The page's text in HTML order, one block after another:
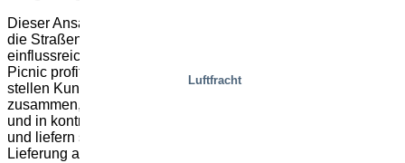
Luftfracht
Dieser Ansatz hat seinen Ursprung in den Niederlanden, wo
die Straßen sehr eng sind und die grüne Bewegung sehr
einflussreich ist. „Der niederländische Lebensmittelkonzern
Picnic profitiert bereits von dem System“, betont Niklas. „Sie
stellen Kundenbestellungen in einem Zentrallager
zusammen, trennen Produkte nach Produkten, die gekühlt
und in kontrollierter Umgebungstemperatur gelagert werden,
und liefern sie an das entsprechende Last-Mile-Zentrum zur
Lieferung an die einzelnen Haushalte.“